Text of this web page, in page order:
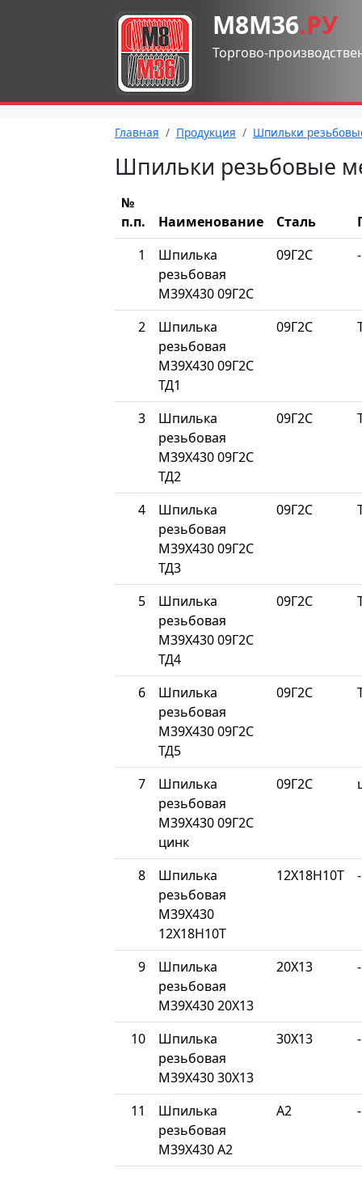
М8М36.РУ
Торгово-
Главная Продукция Шпильки
Шпильки резьбовые
№
п.п.
Наименование Сталь
1
Шпилька
резьбовая
М39Х430 09Г2С
09Г2С -
2
Шпилька
резьбовая
М39Х430 09Г2С
ТД1
09Г2С
3
Шпилька
резьбовая
М39Х430 09Г2С
ТД2
09Г2С
4
Шпилька
резьбовая
М39Х430 09Г2С
ТД3
09Г2С
5
Шпилька
резьбовая
М39Х430 09Г2С
ТД4
09Г2С
6
Шпилька
резьбовая
М39Х430 09Г2С
ТД5
09Г2С
7
Шпилька
резьбовая
М39Х430 09Г2С
цинк
09Г2С
8
Шпилька
резьбовая
М39Х430
12Х18Н10Т
12Х18Н10Т -
9
Шпилька
резьбовая
М39Х430 20Х13
20Х13 -
10
Шпилька
резьбовая
М39Х430 30Х13
30Х13 -
11
Шпилька
резьбовая
М39Х430 A2
A2 -